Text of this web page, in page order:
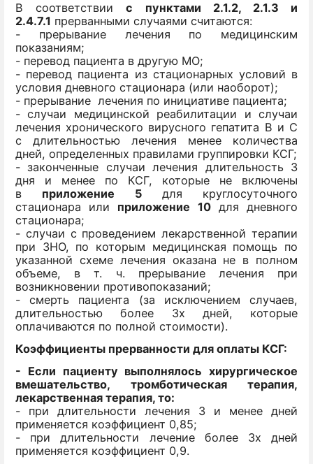
В соответствии
с пунктами 2.1.2, 2.1.3 и
2.4.7.1 прерванными случаями считаются:
- прерывание лечения по медицинским
показаниям;
- перевод пациента в другую МО;
- перевод пациента из стационарных условий в
условия дневного стационара (или наоборот);
- прерывание лечения по инициативе пациента;
- случаи медицинской реабилитации и случаи
лечения хронического вирусного гепатита В и С
с длительностью лечения менее количества
дней, определенных правилами группировки КСГ;
- законченные случаи лечения длительность 3
дня и менее по КСГ, которые не включены
в
приложение 5
для круглосуточного
стационара или приложение 10 для дневного
стационара;
- случаи с проведением лекарственной терапии
при ЗНО, по которым медицинская помощь по
указанной схеме лечения оказана не в полном
объеме, в т. ч. прерывание лечения при
возникновении противопоказаний;
- смерть пациента (за исключением случаев,
длительностью более 3х дней, которые
оплачиваются по полной стоимости).
Коэффициенты прерванности для оплаты КСГ:
- Если пациенту выполнялось хирургическое
вмешательство, тромботическая терапия,
лекарственная терапия, то:
- при длительности лечения 3 и менее дней
применяется коэффициент 0,85;
- при длительности лечение более 3х дней
применяется коэффициент 0,9.